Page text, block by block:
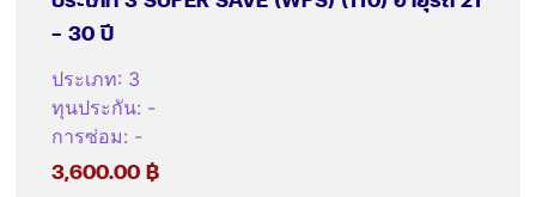
– 30 ปี
ประเภท: 3
ทุนประกัน: -
การซ่อม: -
3,600.00฿